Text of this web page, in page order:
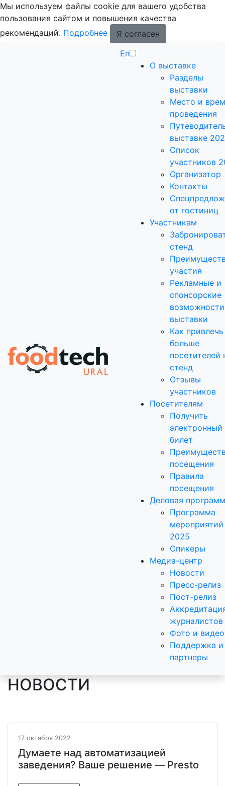
Мы используем файлы cookie для вашего удобства
пользования сайтом и повышения качества
рекомендаций. Подробнее
Я согласен
En
О выставке
Разделы
выставки
Место и
проведения
выставке
Список
участников
Организатор
Контакты
от гостиниц
Участникам
стенд
участия
Рекламные и
спонсорские
возможности
выставки
Как привлечь
больше
посетителей
стенд
Отзывы
участников
Посетителям
Получить
электронный
билет
посещения
Правила
посещения
Деловая
Программа
мероприятий
2025
Спикеры
Медиа-центр
Новости
Пресс-релиз
Пост-релиз
журналистов
Фото и видео
Поддержка и
партнеры
НОВОСТИ
17 октября 2022
Думаете над автоматизацией
заведения? Ваше решение — Presto